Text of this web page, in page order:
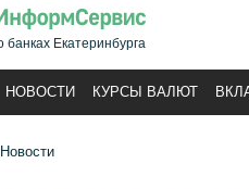
банках Екатеринбурга
НОВОСТИ КУРСЫ ВАЛЮТ
Новости